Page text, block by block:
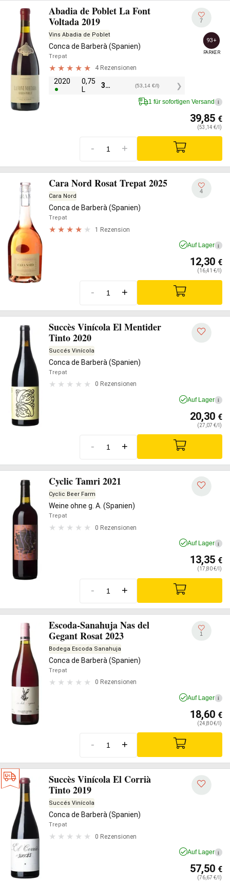
Abadia de Poblet La Font
Voltada 2019
Vins Abadia de Poblet
Conca de Barberà (Spanien)
Trepat
4 Rezensionen
2020
0,75
L
39,85 (53,14 €/l)
7
93+
PARKER
1 für sofortigen Versand i
39,85 €
(53,14 €/l)
- +
Cara Nord Rosat Trepat 2025
Cara Nord
Conca de Barberà (Spanien)
Trepat
1 Rezension
4
Auf Lager i
12,30 €
(16,41 €/l)
- +
Succès Vinícola El Mentider
Tinto 2020
Succés Vinícola
Conca de Barberà (Spanien)
Trepat
0 Rezensionen
Auf Lager i
20,30 €
(27,07 €/l)
- +
Cyclic Tamri 2021
Cyclic Beer Farm
Weine ohne g. A. (Spanien)
Trepat
0 Rezensionen
Auf Lager i
13,35 €
(17,80 €/l)
- +
Escoda-Sanahuja Nas del
Gegant Rosat 2023
Bodega Escoda Sanahuja
Conca de Barberà (Spanien)
Trepat
0 Rezensionen
1
Auf Lager i
18,60 €
(24,80 €/l)
- +
Succès Vinícola El Corrià
Tinto 2019
Succés Vinícola
Conca de Barberà (Spanien)
Trepat
0 Rezensionen
Auf Lager i
57,50 €
(76,67 €/l)